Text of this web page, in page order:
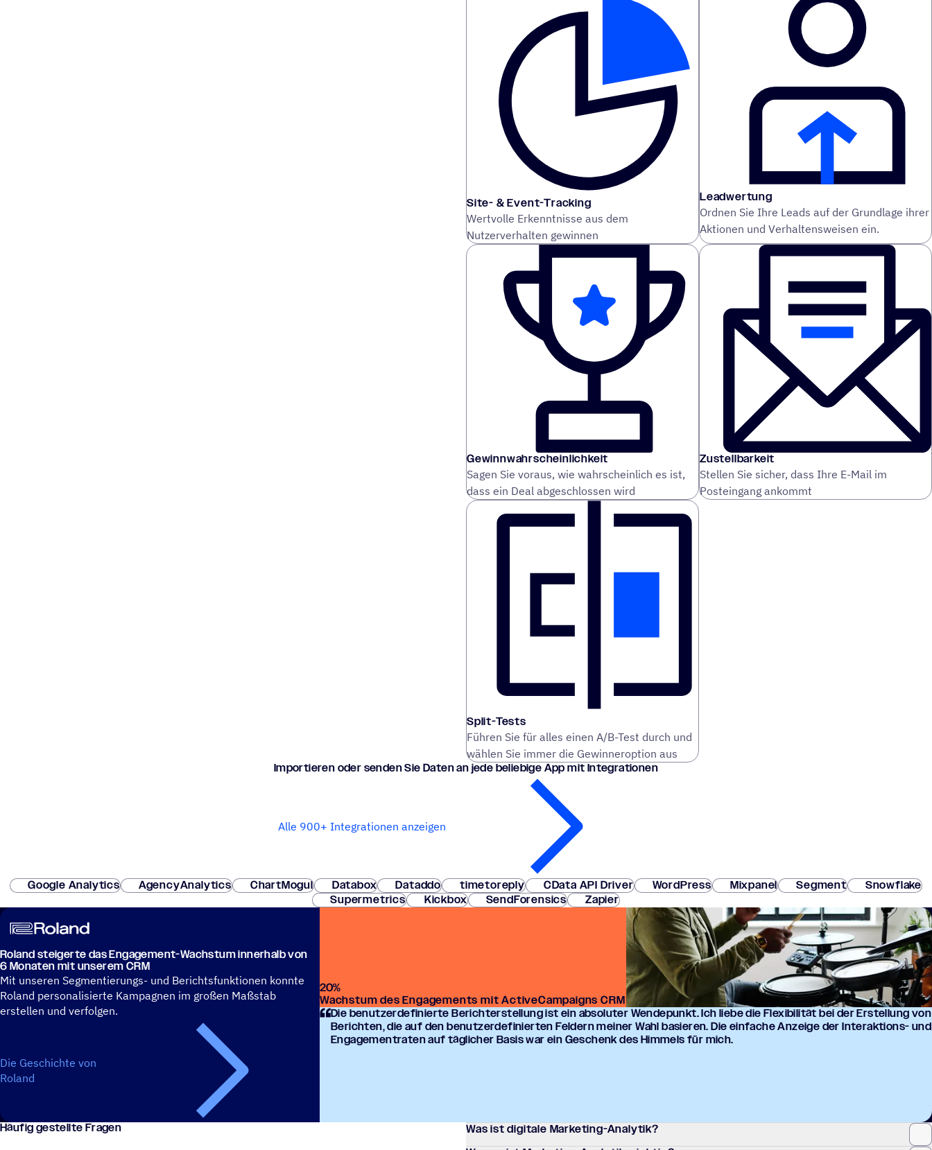
Site- & Event-Tracking
Wertvolle Erkenntnisse aus dem
Nutzerverhalten gewinnen
Leadwertung
Ordnen Sie Ihre Leads auf der Grundlage ihrer
Aktionen und Verhaltensweisen ein.
Gewinnwahrscheinlichkeit
Sagen Sie voraus, wie wahrscheinlich es ist,
dass ein Deal abgeschlossen wird
Zustellbarkeit
Stellen Sie sicher, dass Ihre E-Mail im
Posteingang ankommt
Split-Tests
Führen Sie für alles einen A/B-Test durch und
wählen Sie immer die Gewinneroption aus
Impor­tie­ren oder senden Sie Daten an jede belie­bige App mit Integrationen
Alle 900+ Integrationen anzeigen
Google Analytics AgencyAnalytics ChartMogul Databox Dataddo timetoreply CData API Driver WordPress Mixpanel Segment
Snowflake
Supermetrics
Kickbox SendForensics Zapier
Roland stei­gerte das Enga­ge­ment-Wachs­tum inner­halb von
6 Monaten mit unserem CRM
Mit unseren Segmentierungs- und Berichtsfunktionen konnte
Roland personalisierte Kampagnen im großen Maßstab
erstellen und verfolgen.
Die Geschichte von
Roland
20%
Wachstum des Engagements mit ActiveCampaigns CRM
Die benut­zer­de­fi­nierte Bericht­erstel­lung ist ein abso­lu­ter Wende­punkt. Ich liebe die Flexi­bi­li­tät bei der Erstel­lung von
Berich­ten, die auf den benut­zer­de­fi­nier­ten Feldern meiner Wahl basie­ren. Die einfa­che Anzeige der Inter­ak­ti­ons- und
Enga­ge­men­tra­ten auf tägli­cher Basis war ein Geschenk des Himmels für mich.
Häufig gestellte Fragen
Was ist digitale Marketing-Analytik?